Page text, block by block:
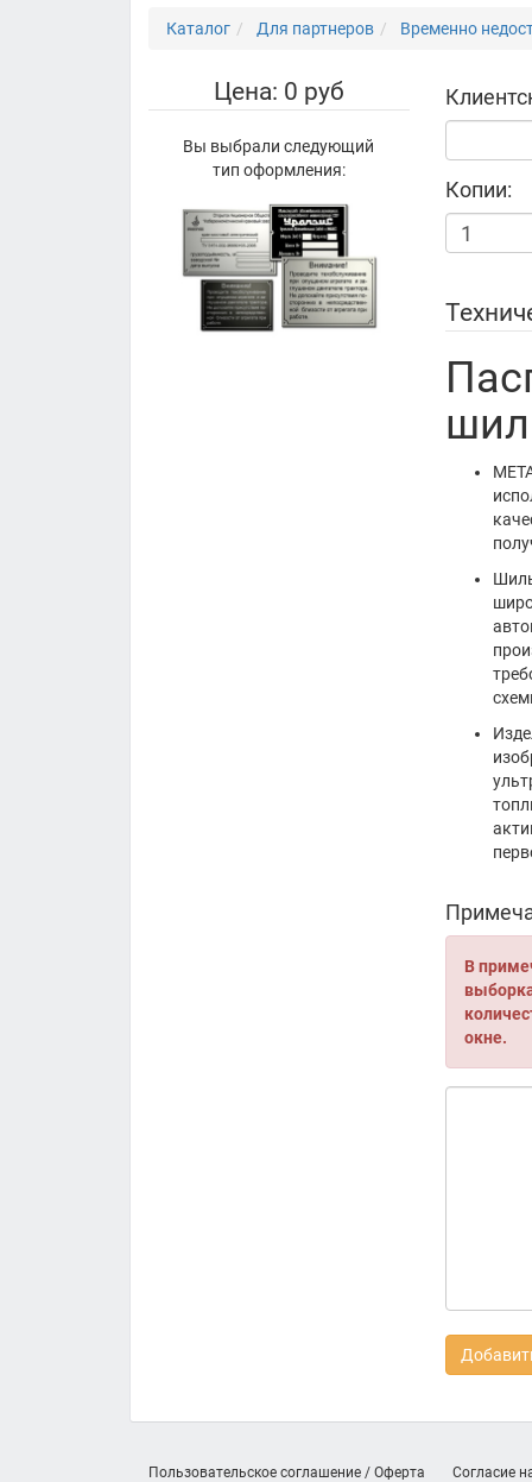
Каталог Для партнеров Временно
Цена: 0 руб
Вы выбрали следующий
тип оформления:
Копии:
В
окне.
Пользовательское соглашение / Оферта Согласие